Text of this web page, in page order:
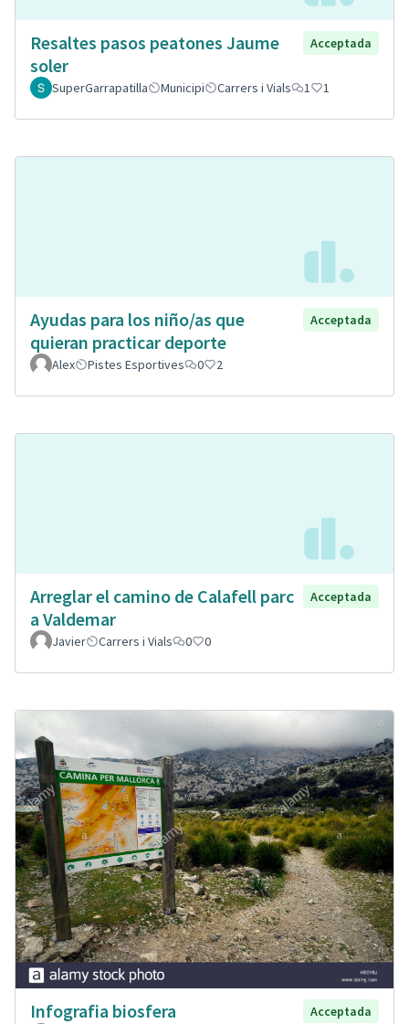
Resaltes pasos peatones Jaume
soler
Acceptada
SuperGarrapatilla Municipi Carrers i Vials 1 1
Ayudas para los niño/as que
quieran practicar deporte
Acceptada
Alex Pistes Esportives 0 2
Arreglar el camino de Calafell parc
a Valdemar
Acceptada
Javier Carrers i Vials 0 0
Infografia biosfera
Acceptada